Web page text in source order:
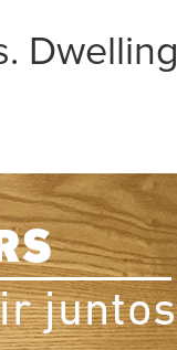
Dwelling